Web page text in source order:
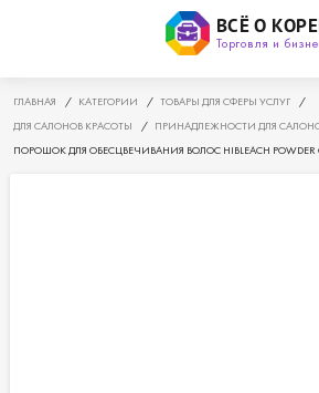
ВСЁ О
Торговля и
ГЛАВНАЯ / КАТЕГОРИИ / ТОВАРЫ ДЛЯ СФЕРЫ УСЛУГ
/
ДЛЯ САЛОНОВ КРАСОТЫ
/ ПРИНАДЛЕЖНОСТИ ДЛЯ
ПОРОШОК ДЛЯ ОБЕСЦВЕЧИВАНИЯ ВОЛОС HIBLEACH POWDER